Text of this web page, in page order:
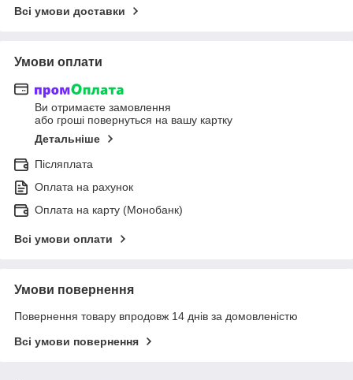
Всі умови доставки
Умови оплати
Ви отримаєте замовлення
або гроші повернуться на вашу картку
Детальніше
Післяплата
Оплата на рахунок
Оплата на карту (Монобанк)
Всі умови оплати
Умови повернення
Повернення товару впродовж 14 днів за домовленістю
Всі умови повернення